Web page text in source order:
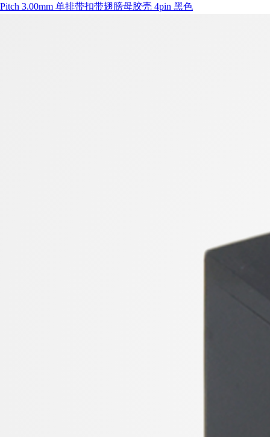
Pitch 3.00mm 单排带扣带翅膀母胶壳 4pin 黑色